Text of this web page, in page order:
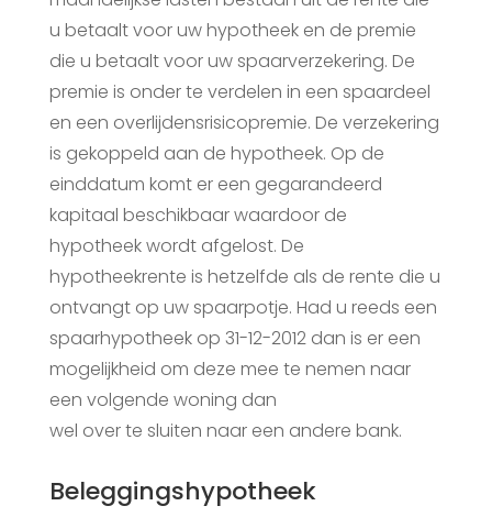
u betaalt voor uw hypotheek en de premie
die u betaalt voor uw spaarverzekering. De
premie is onder te verdelen in een spaardeel
en een overlijdensrisicopremie. De verzekering
is gekoppeld aan de hypotheek. Op de
einddatum komt er een gegarandeerd
kapitaal beschikbaar waardoor de
hypotheek wordt afgelost. De
hypotheekrente is hetzelfde als de rente die u
ontvangt op uw spaarpotje. Had u reeds een
spaarhypotheek op 31-12-2012 dan is er een
mogelijkheid om deze mee te nemen naar
een volgende woning dan
wel over te sluiten naar een andere bank.
Beleggingshypotheek